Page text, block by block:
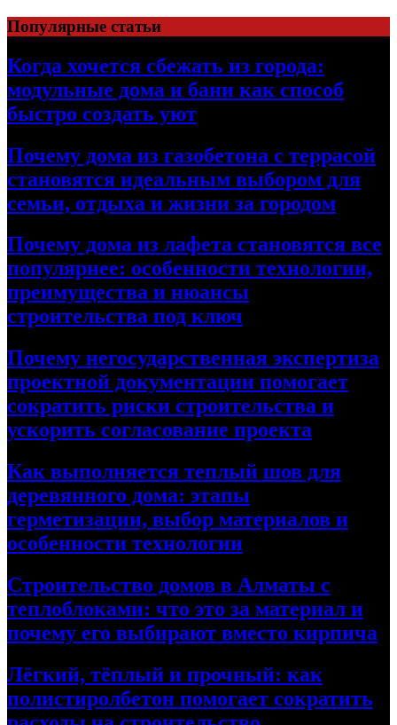
Перейти
к
содержимому
Популярные статьи
Когда хочется сбежать из города:
модульные дома и бани как способ
быстро создать уют
Почему дома из газобетона с террасой
становятся идеальным выбором для
семьи, отдыха и жизни за городом
Почему дома из лафета становятся все
популярнее: особенности технологии,
преимущества и нюансы
строительства под ключ
Почему негосударственная экспертиза
проектной документации помогает
сократить риски строительства и
ускорить согласование проекта
Как выполняется теплый шов для
деревянного дома: этапы
герметизации, выбор материалов и
особенности технологии
Строительство домов в Алматы с
теплоблоками: что это за материал и
почему его выбирают вместо кирпича
Лёгкий, тёплый и прочный: как
полистиролбетон помогает сократить